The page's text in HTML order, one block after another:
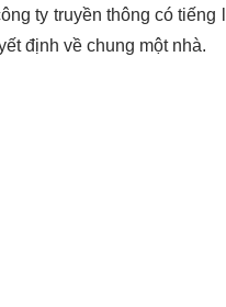
ty truyền thông có
định về chung một nhà.